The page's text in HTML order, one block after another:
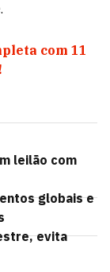
com 11
leilão com
globais e
evita